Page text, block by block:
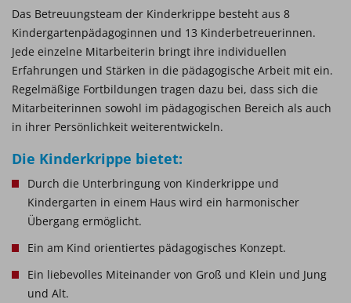
Das Betreuungsteam der Kinderkrippe besteht aus 8
Kindergartenpädagoginnen und 13 Kinderbetreuerinnen.
Jede einzelne Mitarbeiterin bringt ihre individuellen
Erfahrungen und Stärken in die pädagogische Arbeit mit ein.
Regelmäßige Fortbildungen tragen dazu bei, dass sich die
Mitarbeiterinnen sowohl im pädagogischen Bereich als auch
in ihrer Persönlichkeit weiterentwickeln.
Die Kinderkrippe bietet:
Durch die Unterbringung von Kinderkrippe und
Kindergarten in einem Haus wird ein harmonischer
Übergang ermöglicht.
Ein am Kind orientiertes pädagogisches Konzept.
Ein liebevolles Miteinander von Groß und Klein und Jung
und Alt.